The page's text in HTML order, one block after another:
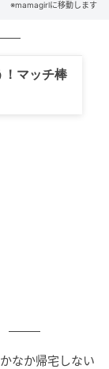
※mamagirlに移動します
！マッチ棒
なか帰宅しない